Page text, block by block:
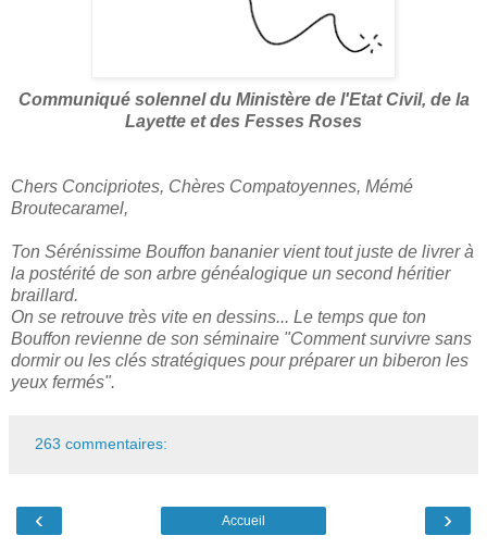
Communiqué solennel du Ministère de l'Etat Civil, de la
Layette et des Fesses Roses
Chers Concipriotes, Chères Compatoyennes, Mémé
Broutecaramel,
Ton Sérénissime Bouffon bananier vient tout juste de livrer à
la postérité de son arbre généalogique un second héritier
braillard.
On se retrouve très vite en dessins... Le temps que ton
Bouffon revienne de son séminaire "Comment survivre sans
dormir ou les clés stratégiques pour préparer un biberon les
yeux fermés".
263 commentaires:
‹ ›
Accueil